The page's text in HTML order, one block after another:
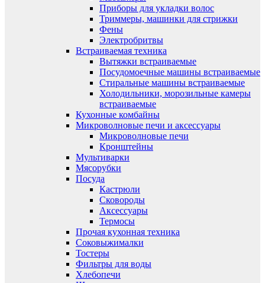
Приборы для укладки волос
Триммеры, машинки для стрижки
Фены
Электробритвы
Встраиваемая техника
Вытяжки встраиваемые
Посудомоечные машины встраиваемые
Стиральные машины встраиваемые
Холодильники, морозильные камеры
встраиваемые
Кухонные комбайны
Микроволновые печи и аксессуары
Микроволновые печи
Кронштейны
Мультиварки
Мясорубки
Посуда
Кастрюли
Сковороды
Аксессуары
Термосы
Прочая кухонная техника
Соковыжималки
Тостеры
Фильтры для воды
Хлебопечи